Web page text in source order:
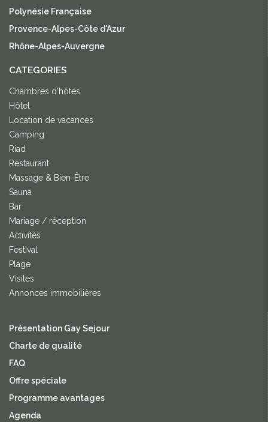
Polynésie Française
Provence-Alpes-Côte d'Azur
Rhône-Alpes-Auvergne
CATEGORIES
Chambres d'hôtes
Hôtel
Location de vacances
Camping
Riad
Restaurant
Massage & Bien-Être
Sauna
Bar
Mariage / réception
Activités
Festival
Plage
Visites
Annonces immobilières
Présentation Gay Sejour
Charte de qualité
FAQ
Offre spéciale
Programme avantages
Agenda